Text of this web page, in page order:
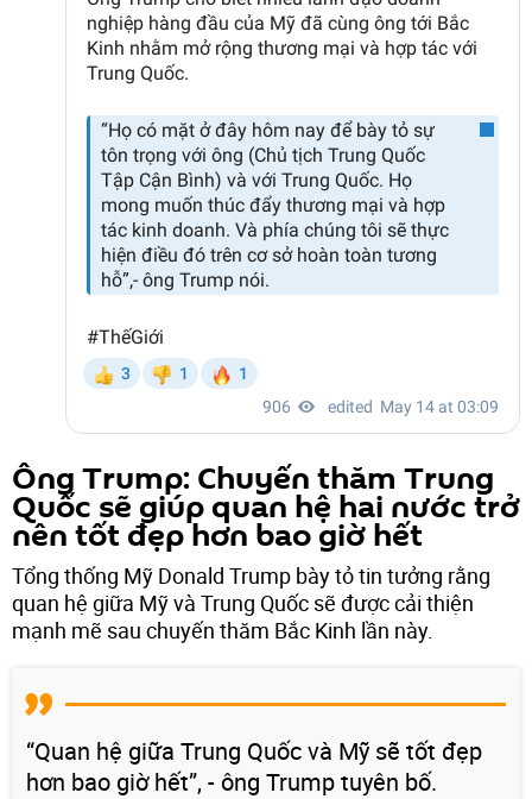
Ông Trump: Chuyến thăm Trung
Quốc sẽ giúp quan hệ hai nước trở
nên tốt đẹp hơn bao giờ hết
Tổng thống Mỹ Donald Trump bày tỏ tin tưởng rằng
quan hệ giữa Mỹ và Trung Quốc sẽ được cải thiện
mạnh mẽ sau chuyến thăm Bắc Kinh lần này.
“Quan hệ giữa Trung Quốc và Mỹ sẽ tốt đẹp
hơn bao giờ hết”, - ông Trump tuyên bố.